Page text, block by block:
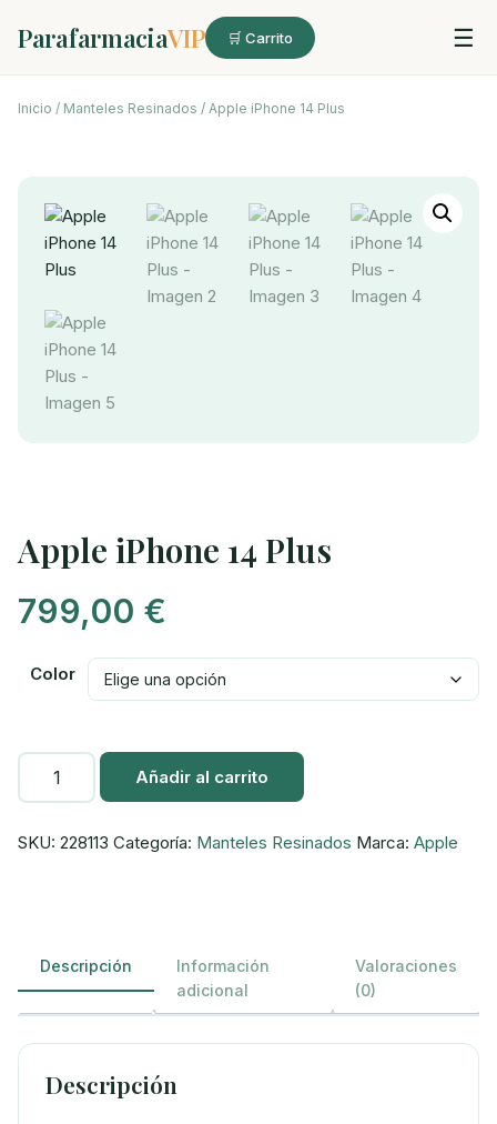
ParafarmaciaVIP 🛒 Carrito ☰
Inicio / Manteles Resinados / Apple iPhone 14 Plus
Apple iPhone 14 Plus
799,00 €
Color
Añadir al carrito
SKU: 228113 Categoría: Manteles Resinados Marca: Apple
Descripción
Información
adicional
Valoraciones
(0)
Descripción